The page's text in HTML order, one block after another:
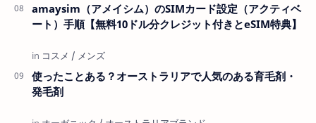
amaysim（アメイシム）のSIMカード設定（アクティベ
ート）手順【無料10ドル分クレジット付きとeSIM特典】
使ったことある？オーストラリアで人気のある育毛剤・
発毛剤